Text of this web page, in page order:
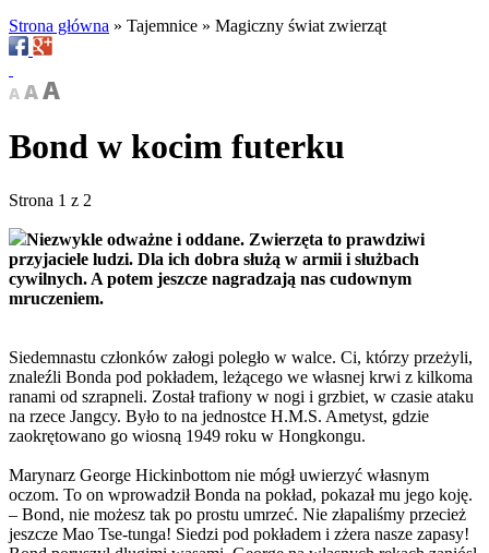
Strona główna » Tajemnice » Magiczny świat zwierząt
Bond w kocim futerku
Strona 1 z 2
Niezwykle odważne i oddane. Zwierzęta to prawdziwi
przyjaciele ludzi. Dla ich dobra służą w armii i służbach
cywilnych. A potem jeszcze nagradzają nas cudownym
mruczeniem.
Siedemnastu członków załogi poległo w walce. Ci, którzy przeżyli,
znaleźli Bonda pod pokładem, leżącego we własnej krwi z kilkoma
ranami od szrapneli. Został trafiony w nogi i grzbiet, w czasie ataku
na rzece Jangcy. Było to na jednostce H.M.S. Ametyst, gdzie
zaokrętowano go wiosną 1949 roku w Hongkongu.
Marynarz George Hickinbottom nie mógł uwierzyć własnym
oczom. To on wprowadził Bonda na pokład, pokazał mu jego koję.
– Bond, nie możesz tak po prostu umrzeć. Nie złapaliśmy przecież
jeszcze Mao Tse-tunga! Siedzi pod pokładem i zżera nasze zapasy!